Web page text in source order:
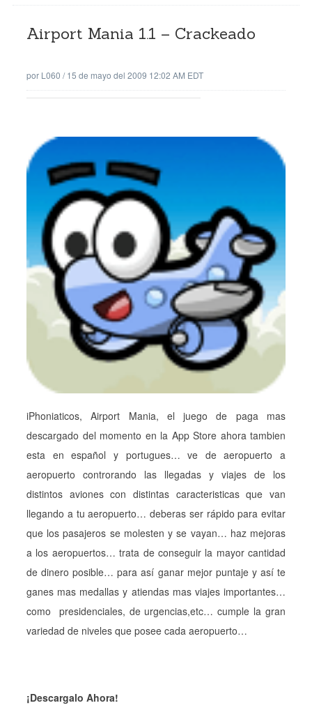
Airport Mania 1.1 – Crackeado
por L060 /15 de mayo del 2009 12:02 AM EDT
iPhoniaticos, Airport Mania, el juego de paga mas
descargado del momento en la App Store ahora tambien
esta en español y portugues… ve de aeropuerto a
aeropuerto controrando las llegadas y viajes de los
distintos aviones con distintas caracteristicas que van
llegando a tu aeropuerto… deberas ser rápido para evitar
que los pasajeros se molesten y se vayan… haz mejoras
a los aeropuertos… trata de conseguir la mayor cantidad
de dinero posible… para así ganar mejor puntaje y así te
ganes mas medallas y atiendas mas viajes importantes…
como presidenciales, de urgencias,etc… cumple la gran
variedad de niveles que posee cada aeropuerto…
¡Descargalo Ahora!